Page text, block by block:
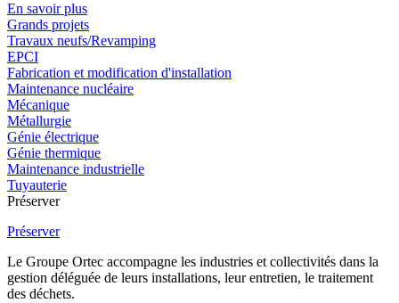
En savoir plus
Grands projets
Travaux neufs/Revamping
EPCI
Fabrication et modification d'installation
Maintenance nucléaire
Mécanique
Métallurgie
Génie électrique
Génie thermique
Maintenance industrielle
Tuyauterie
Préserver
Préserver
Le Groupe Ortec accompagne les industries et collectivités dans la
gestion déléguée de leurs installations, leur entretien, le traitement
des déchets.